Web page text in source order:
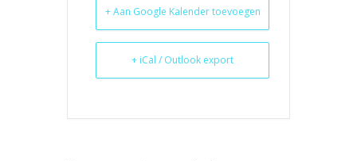
+ Aan Google Kalender toevoegen
+ iCal / Outlook export